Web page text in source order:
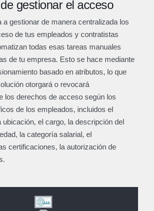
gestionar el acceso
a gestionar de manera centralizada los
de tus empleados y contratistas
todas esas tareas manuales
de tu empresa. Esto se hace mediante
basado en atributos, lo que
otorgará o revocará
los derechos de acceso según los
de los empleados, incluidos el
ubicación, el cargo, la descripción del
la categoría salarial, el
certificaciones, la autorización de